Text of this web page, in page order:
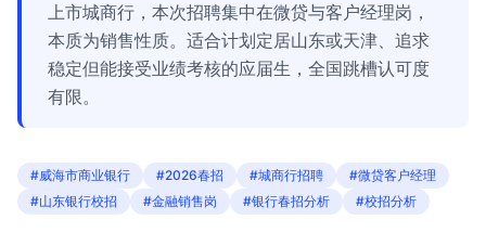
上市城商行，本次招聘集中在微贷与客户经理岗，
本质为销售性质。适合计划定居山东或天津、追求
稳定但能接受业绩考核的应届生，全国跳槽认可度
有限。
#威海市商业银行 #2026春招 #城商行招聘
#微贷客户经理
#山东银行校招
#金融销售岗 #银行春招分析 #校招分析